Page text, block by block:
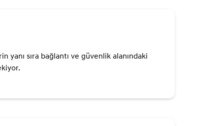
sıra bağlantı ve güvenlik alanındaki